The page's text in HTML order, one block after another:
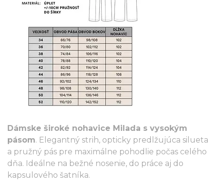
Dámske široké nohavice Milada s vysokým
pásom. Elegantný strih, opticky predlžujúca silueta
a pružný pás pre maximálne pohodlie počas celého
dňa. Ideálne na bežné nosenie, do práce aj do
kapsulového šatníka.